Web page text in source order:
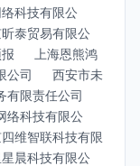
科技有限公
泰贸易有限公
上海恩熊鸿
公司
西安市未
有限责任公司
络科技有限公
维智联科技有限
晨科技有限公